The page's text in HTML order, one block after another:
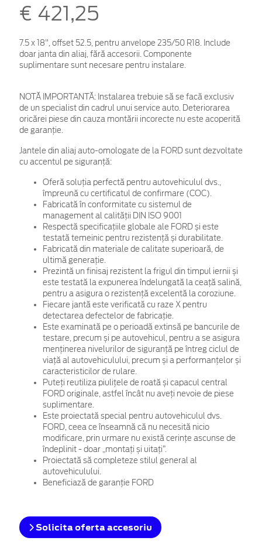
€ 421,25
7.5 x 18", offset 52.5, pentru anvelope 235/50 R18. Include
doar janta din aliaj, fără accesorii. Componente
suplimentare sunt necesare pentru instalare.
NOTĂ IMPORTANTĂ: Instalarea trebuie să se facă exclusiv
de un specialist din cadrul unui service auto. Deteriorarea
oricărei piese din cauza montării incorecte nu este acoperită
de garanţie.
Jantele din aliaj auto-omologate de la FORD sunt dezvoltate
cu accentul pe siguranță:
Oferă soluția perfectă pentru autovehiculul dvs.,
împreună cu certificatul de confirmare (COC).
Fabricată în conformitate cu sistemul de
management al calității DIN ISO 9001
Respectă specificațiile globale ale FORD și este
testată temeinic pentru rezistență și durabilitate.
Fabricată din materiale de calitate superioară, de
ultimă generație.
Prezintă un finisaj rezistent la frigul din timpul iernii și
este testată la expunerea îndelungată la ceață salină,
pentru a asigura o rezistență excelentă la coroziune.
Fiecare jantă este verificată cu raze X pentru
detectarea defectelor de fabricație.
Este examinată pe o perioadă extinsă pe bancurile de
testare, precum și pe autovehicul, pentru a se asigura
menținerea nivelurilor de siguranță pe întreg ciclul de
viață al autovehiculului, precum și a performanțelor și
caracteristicilor de rulare.
Puteți reutiliza piulițele de roată și capacul central
FORD originale, astfel încât nu aveți nevoie de piese
suplimentare.
Este proiectată special pentru autovehiculul dvs.
FORD, ceea ce înseamnă că nu necesită nicio
modificare, prin urmare nu există cerințe ascunse de
îndeplinit - doar „montați și uitați”.
Proiectată să completeze stilul general al
autovehiculului.
Beneficiază de garanție FORD
Solicita oferta accesoriu